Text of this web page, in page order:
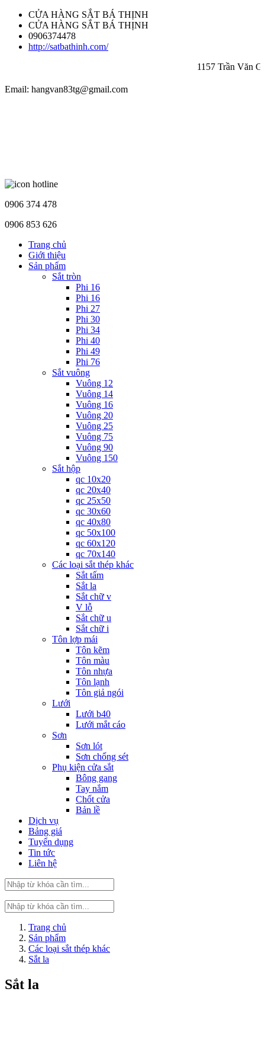
CỬA HÀNG SẮT BÁ THỊNH
CỬA HÀNG SẮT BÁ THỊNH
0906374478
http://satbathinh.com/
1157 Trần Văn
Email: hangvan83tg@gmail.com
0906 374 478
0906 853 626
Trang chủ
Giới thiệu
Sản phẩm
Sắt tròn
Phi 16
Phi 16
Phi 27
Phi 30
Phi 34
Phi 40
Phi 49
Phi 76
Sắt vuông
Vuông 12
Vuông 14
Vuông 16
Vuông 20
Vuông 25
Vuông 75
Vuông 90
Vuông 150
Sắt hộp
qc 10x20
qc 20x40
qc 25x50
qc 30x60
qc 40x80
qc 50x100
qc 60x120
qc 70x140
Các loại sắt thép khác
Sắt tấm
Sắt la
Sắt chữ v
V lỗ
Sắt chữ u
Sắt chữ i
Tôn lợp mái
Tôn kẽm
Tôn màu
Tôn nhựa
Tôn lạnh
Tôn giả ngói
Lưới
Lưới b40
Lưới mắt cáo
Sơn
Sơn lót
Sơn chống sét
Phụ kiện cửa sắt
Bông gang
Tay nắm
Chốt cửa
Bản lề
Dịch vụ
Bảng giá
Tuyển dụng
Tin tức
Liên hệ
Trang chủ
Sản phẩm
Các loại sắt thép khác
Sắt la
Sắt la